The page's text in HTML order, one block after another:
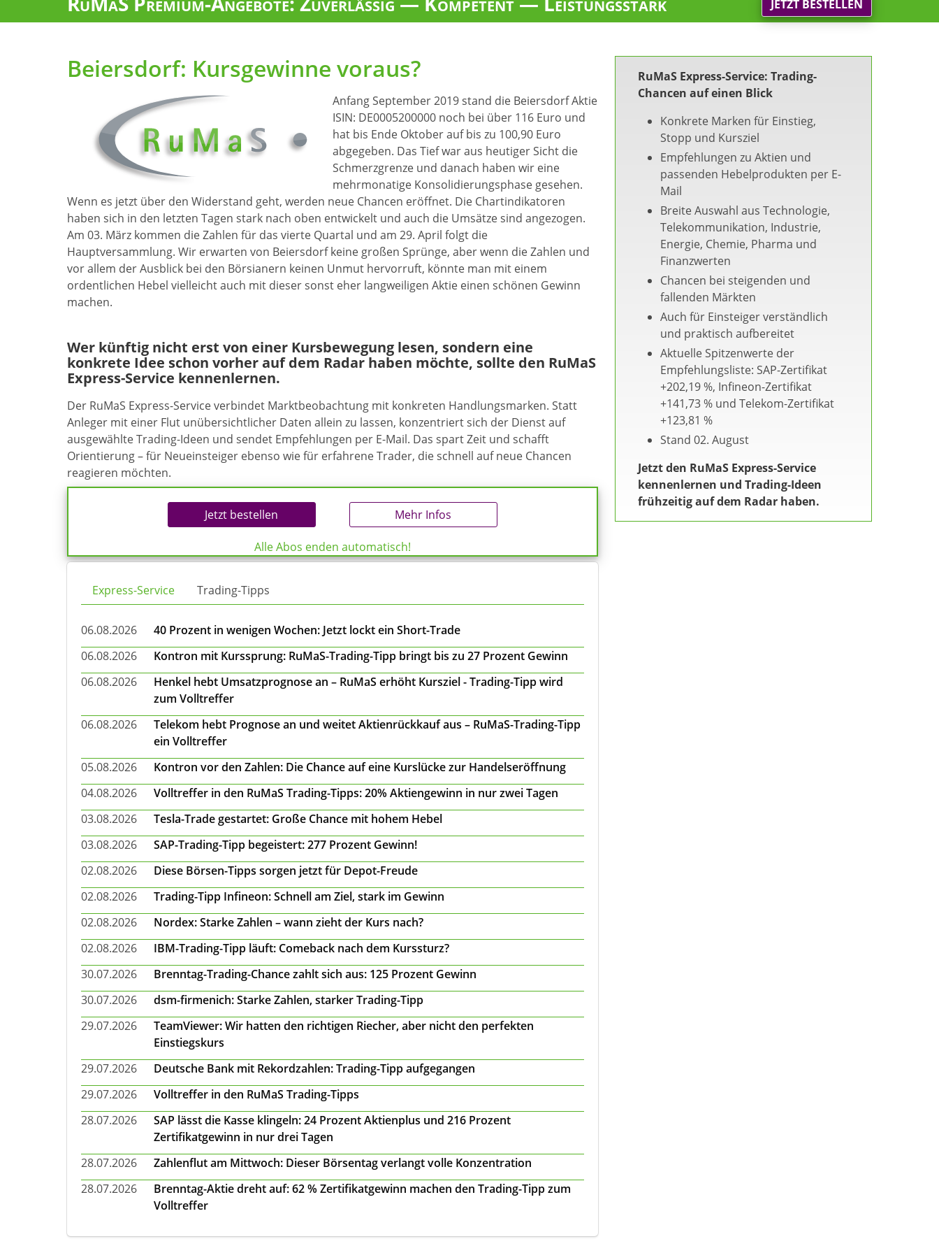
JETZT BESTELLEN
Beiersdorf: Kursgewinne voraus?
Anfang September 2019 stand die Beiersdorf Aktie
ISIN: DE0005200000 noch bei über 116 Euro und
hat bis Ende Oktober auf bis zu 100,90 Euro
abgegeben. Das Tief war aus heutiger Sicht die
Schmerzgrenze und danach haben wir eine
mehrmonatige Konsolidierungsphase gesehen.
Wenn es jetzt über den Widerstand geht, werden neue Chancen eröffnet. Die Chartindikatoren
haben sich in den letzten Tagen stark nach oben entwickelt und auch die Umsätze sind angezogen.
Am 03. März kommen die Zahlen für das vierte Quartal und am 29. April folgt die
Hauptversammlung. Wir erwarten von Beiersdorf keine großen Sprünge, aber wenn die Zahlen und
vor allem der Ausblick bei den Börsianern keinen Unmut hervorruft, könnte man mit einem
ordentlichen Hebel vielleicht auch mit dieser sonst eher langweiligen Aktie einen schönen Gewinn
machen.
Wer künftig nicht erst von einer Kursbewegung lesen, sondern eine
konkrete Idee schon vorher auf dem Radar haben möchte, sollte den RuMaS
Express-Service kennenlernen.
Der RuMaS Express-Service verbindet Marktbeobachtung mit konkreten Handlungsmarken. Statt
Anleger mit einer Flut unübersichtlicher Daten allein zu lassen, konzentriert sich der Dienst auf
ausgewählte Trading-Ideen und sendet Empfehlungen per E-Mail. Das spart Zeit und schafft
Orientierung – für Neueinsteiger ebenso wie für erfahrene Trader, die schnell auf neue Chancen
reagieren möchten.
Jetzt bestellen Mehr Infos
Alle Abos enden automatisch!
Express-Service Trading-Tipps
06.08.2026
40 Prozent in wenigen Wochen: Jetzt lockt ein Short-Trade
06.08.2026
Kontron mit Kurssprung: RuMaS-Trading-Tipp bringt bis zu 27 Prozent Gewinn
06.08.2026
Henkel hebt Umsatzprognose an – RuMaS erhöht Kursziel - Trading-Tipp wird
zum Volltreffer
06.08.2026
Telekom hebt Prognose an und weitet Aktienrückkauf aus – RuMaS-Trading-Tipp
ein Volltreffer
05.08.2026
Kontron vor den Zahlen: Die Chance auf eine Kurslücke zur Handelseröffnung
04.08.2026
Volltreffer in den RuMaS Trading-Tipps: 20% Aktiengewinn in nur zwei Tagen
03.08.2026
Tesla-Trade gestartet: Große Chance mit hohem Hebel
03.08.2026
SAP-Trading-Tipp begeistert: 277 Prozent Gewinn!
02.08.2026
Diese Börsen-Tipps sorgen jetzt für Depot-Freude
02.08.2026
Trading-Tipp Infineon: Schnell am Ziel, stark im Gewinn
02.08.2026
Nordex: Starke Zahlen – wann zieht der Kurs nach?
02.08.2026
IBM-Trading-Tipp läuft: Comeback nach dem Kurssturz?
30.07.2026
Brenntag-Trading-Chance zahlt sich aus: 125 Prozent Gewinn
30.07.2026
dsm-firmenich: Starke Zahlen, starker Trading-Tipp
29.07.2026
TeamViewer: Wir hatten den richtigen Riecher, aber nicht den perfekten
Einstiegskurs
29.07.2026
Deutsche Bank mit Rekordzahlen: Trading-Tipp aufgegangen
29.07.2026
Volltreffer in den RuMaS Trading-Tipps
28.07.2026
SAP lässt die Kasse klingeln: 24 Prozent Aktienplus und 216 Prozent
Zertifikatgewinn in nur drei Tagen
28.07.2026
Zahlenflut am Mittwoch: Dieser Börsentag verlangt volle Konzentration
28.07.2026
Brenntag-Aktie dreht auf: 62 % Zertifikatgewinn machen den Trading-Tipp zum
Volltreffer
RuMaS Express-Service: Trading-
Chancen auf einen Blick
Konkrete Marken für Einstieg,
Stopp und Kursziel
Empfehlungen zu Aktien und
passenden Hebelprodukten per E-
Mail
Breite Auswahl aus Technologie,
Telekommunikation, Industrie,
Energie, Chemie, Pharma und
Finanzwerten
Chancen bei steigenden und
fallenden Märkten
Auch für Einsteiger verständlich
und praktisch aufbereitet
Aktuelle Spitzenwerte der
Empfehlungsliste: SAP-Zertifikat
+202,19 %, Infineon-Zertifikat
+141,73 % und Telekom-Zertifikat
+123,81 %
Stand 02. August
Jetzt den RuMaS Express-Service
kennenlernen und Trading-Ideen
frühzeitig auf dem Radar haben.